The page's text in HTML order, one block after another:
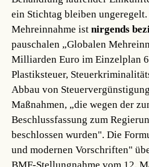
ein Stichtag bleiben
Mehreinnahme istnirgends
pauschalen „Globalen
Milliarden Euro im Einzelplan
Plastiksteuer,
Abbau von
Maßnahmen, „die wegen der
Beschlussfassung zum
beschlossen wurden". Die
und modernen Vorschriften"